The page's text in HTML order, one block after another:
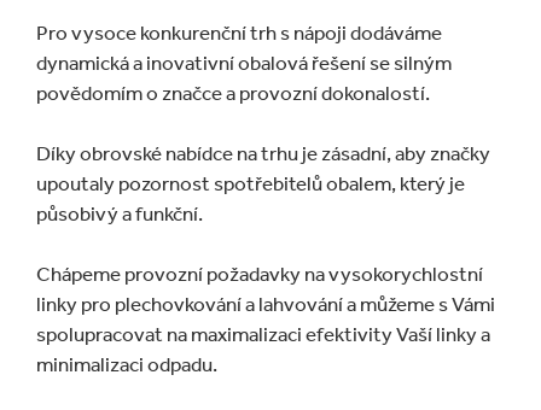
Pro vysoce konkurenční trh s nápoji dodáváme
dynamická a inovativní obalová řešení se silným
povědomím o značce a provozní dokonalostí.
Díky obrovské nabídce na trhu je zásadní, aby značky
upoutaly pozornost spotřebitelů obalem, který je
působivý a funkční.
Chápeme provozní požadavky na vysokorychlostní
linky pro plechovkování a lahvování a můžeme s Vámi
spolupracovat na maximalizaci efektivity Vaší linky a
minimalizaci odpadu.